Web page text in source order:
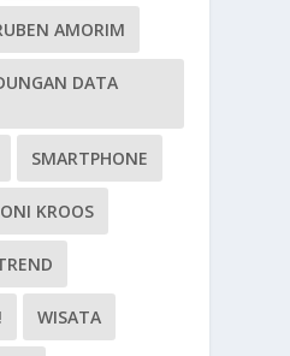
AMORIM
DATA
SMARTPHONE
KROOS
WISATA